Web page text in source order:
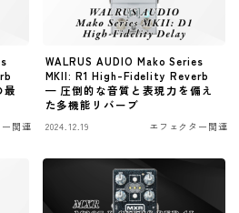
DAW
最
関連
WALRUS AUDIO Mako Series
MKII: R1 High-Fidelity Reverb
— 圧倒的な音質と表現力を備え
た多機能リバーブ
2024.12.19 エフェクター関連